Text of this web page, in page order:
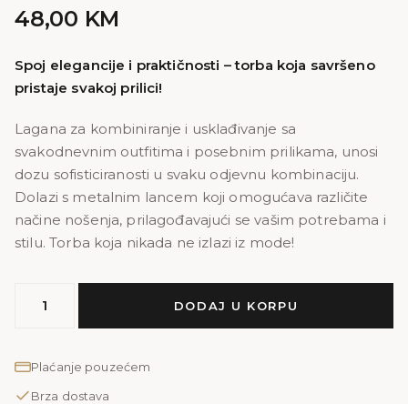
48,00 KM
Spoj elegancije i praktičnosti – torba koja savršeno
pristaje svakoj prilici!
Lagana za kombiniranje i usklađivanje sa
svakodnevnim outfitima i posebnim prilikama, unosi
dozu sofisticiranosti u svaku odjevnu kombinaciju.
Dolazi s metalnim lancem koji omogućava različite
načine nošenja, prilagođavajući se vašim potrebama i
stilu. Torba koja nikada ne izlazi iz mode!
NINA
DODAJ U KORPU
Plaćanje pouzećem
Brza dostava